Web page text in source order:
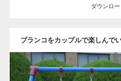
ダウンロー
ブランコをカップルで楽しんで
ーズをする